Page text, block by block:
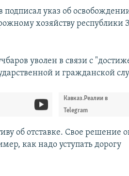
указ об
хозяйству республики
уволен в связи с
и гражданской
Кавказ.Реалии в
Telegram
об отставке. Свое решение
как надо уступать дорогу